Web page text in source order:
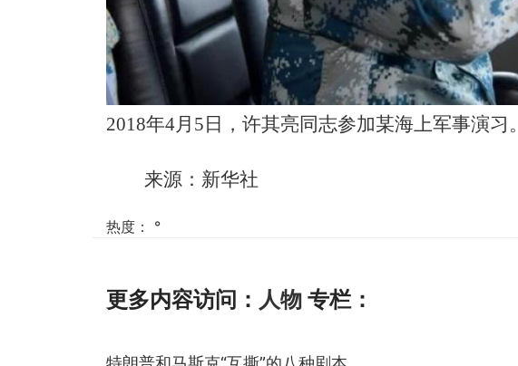
2018年4月5日，许其亮同志参加某海上军事演习。
来源：新华社
热度： °
更多内容访问： 人物 专栏：